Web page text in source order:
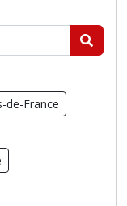
de-France